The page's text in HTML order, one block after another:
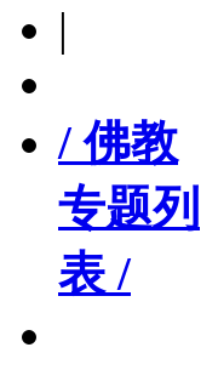
|
/ 佛教
专题列
表 /